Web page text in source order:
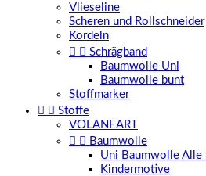
Vlieseline
Scheren und Rollschneider
Kordeln
  Schrägband
Baumwolle Uni
Baumwolle bunt
Stoffmarker
  Stoffe
VOLANEART
  Baumwolle
Uni Baumwolle Alle
Kindermotive